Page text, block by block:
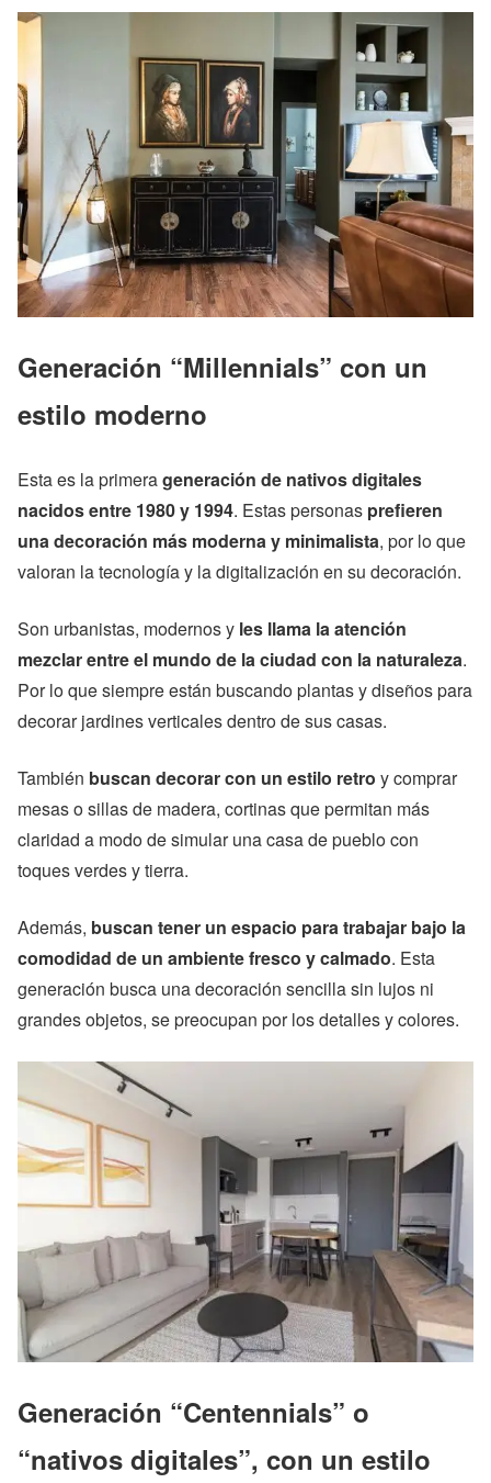
Generación “Millennials” con un
estilo moderno
Esta es la primerageneración de nativos digitales
nacidos entre 1980 y 1994. Estas personas prefieren
una decoración más moderna y minimalista, por lo que
valoran la tecnología y la digitalización en su decoración.
Son urbanistas, modernos y les llama la atención
mezclar entre el mundo de la ciudad con la naturaleza.
Por lo que siempre están buscando plantas y diseños para
decorar jardines verticales dentro de sus casas.
También buscan decorar con un estilo retro y comprar
mesas o sillas de madera, cortinas que permitan más
claridad a modo de simular una casa de pueblo con
toques verdes y tierra.
Además, buscan tener un espacio para trabajar bajo la
comodidad de un ambiente fresco y calmado. Esta
generación busca una decoración sencilla sin lujos ni
grandes objetos, se preocupan por los detalles y colores.
Generación “Centennials” o
“nativos digitales”, con un estilo